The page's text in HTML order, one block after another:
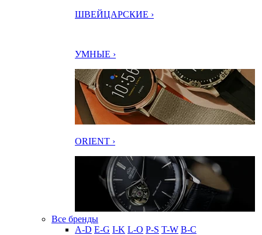
ШВЕЙЦАРСКИЕ ›
УМНЫЕ ›
ORIENT ›
Все бренды
A-D E-G I-K L-O P-S T-W В-С